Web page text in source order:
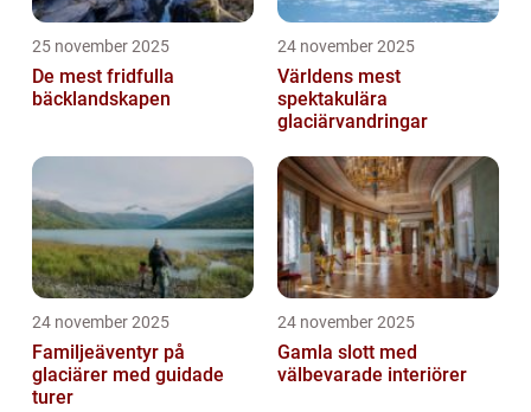
25 november 2025
De mest fridfulla
bäcklandskapen
24 november 2025
Världens mest
spektakulära
glaciärvandringar
24 november 2025
Familjeäventyr på
glaciärer med guidade
turer
24 november 2025
Gamla slott med
välbevarade interiörer